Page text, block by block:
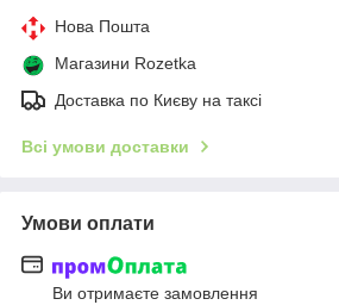
Нова Пошта
Магазини Rozetka
Доставка по Києву на таксі
Всі умови доставки
Умови оплати
Ви отримаєте замовлення